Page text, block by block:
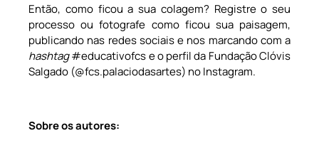
Então, como ficou a sua colagem? Registre o seu
processo ou fotografe como ficou sua paisagem,
publicando nas redes sociais e nos marcando com a
hashtag#educativofcs e o perfil da Fundação Clóvis
Salgado (@fcs.palaciodasartes) no Instagram.
Sobre os autores: